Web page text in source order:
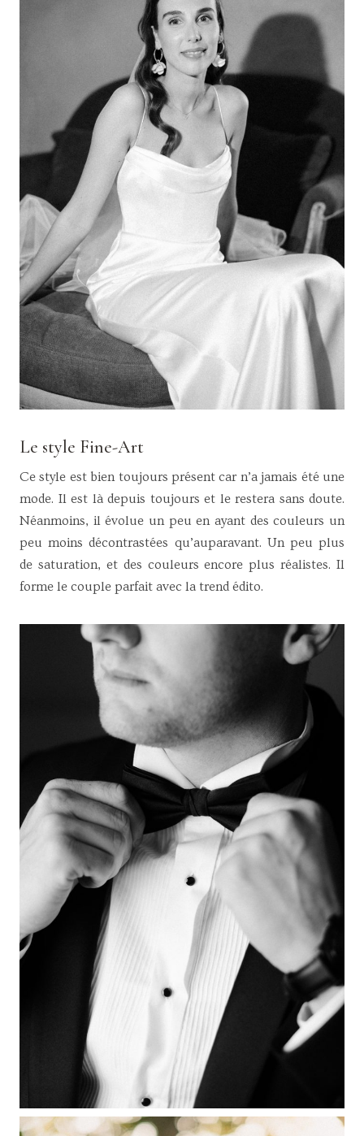
Le style Fine-Art
Ce style est bien toujours présent car n’a jamais été une
mode. Il est là depuis toujours et le restera sans doute.
Néanmoins, il évolue un peu en ayant des couleurs un
peu moins décontrastées qu’auparavant. Un peu plus
de saturation, et des couleurs encore plus réalistes. Il
forme le couple parfait avec la trend édito.